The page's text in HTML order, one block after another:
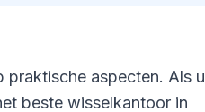
praktische aspecten. Als u
beste wisselkantoor in